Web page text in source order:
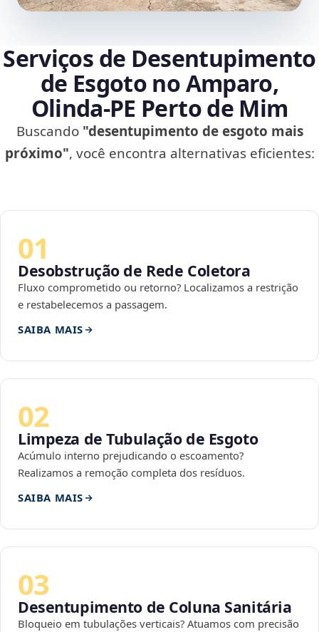
Serviços de Desentupimento
de Esgoto no Amparo,
Olinda‑PE Perto de Mim
Buscando "desentupimento de esgoto mais
próximo", você encontra alternativas eficientes:
01
Desobstrução de Rede Coletora
Fluxo comprometido ou retorno? Localizamos a restrição
e restabelecemos a passagem.
SAIBA MAIS
02
Limpeza de Tubulação de Esgoto
Acúmulo interno prejudicando o escoamento?
Realizamos a remoção completa dos resíduos.
SAIBA MAIS
03
Desentupimento de Coluna Sanitária
Bloqueio em tubulações verticais? Atuamos com precisão